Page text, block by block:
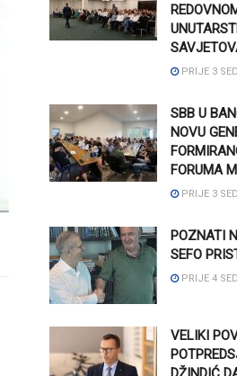
PRIJE 3
SBB U
NOVU
FORUMA
PRIJE 3
POZNATI
SEFO
PRIJE 4
VELIKI